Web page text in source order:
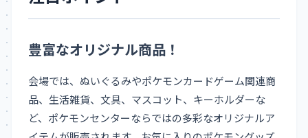
豊富なオリジナル商品！
会場では、ぬいぐるみやポケモンカードゲーム関連商
品、生活雑貨、文具、マスコット、キーホルダーな
ど、ポケモンセンターならではの多彩なオリジナルア